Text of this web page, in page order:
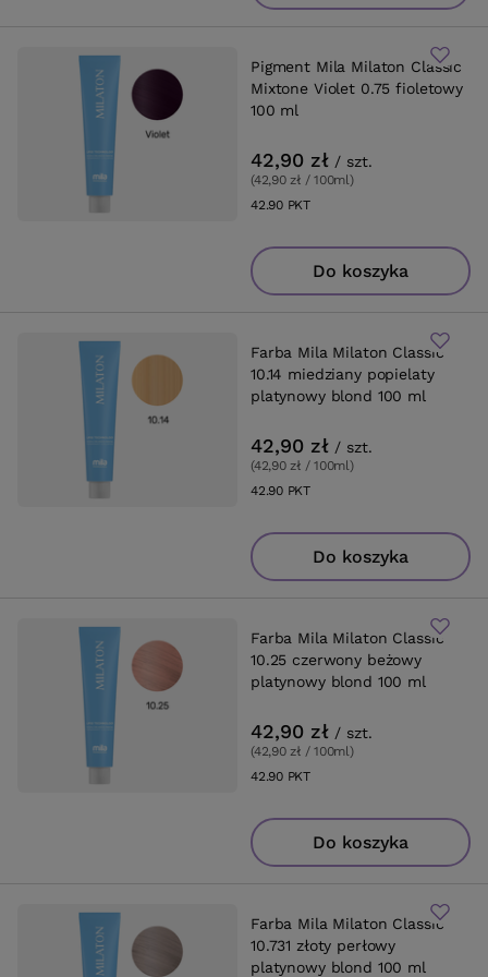
Pigment Mila Milaton Classic
Mixtone Violet 0.75 fioletowy
100 ml
42,90 zł / szt.
(42,90 zł / 100ml)
42.90PKTpunktów
Do koszyka
Farba Mila Milaton Classic
10.14 miedziany popielaty
platynowy blond 100 ml
42,90 zł / szt.
(42,90 zł / 100ml)
42.90PKTpunktów
Do koszyka
Farba Mila Milaton Classic
10.25 czerwony beżowy
platynowy blond 100 ml
42,90 zł / szt.
(42,90 zł / 100ml)
42.90PKTpunktów
Do koszyka
Farba Mila Milaton Classic
10.731 złoty perłowy
platynowy blond 100 ml